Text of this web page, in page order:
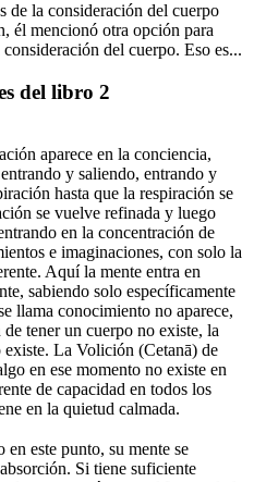
de la consideración del cuerpo
él mencionó otra opción para
del cuerpo. Eso es...
del libro 2
aparece en la conciencia,
y saliendo, entrando y
hasta que la respiración se
se vuelve refinada y luego
en la concentración de
e imaginaciones, con solo la
Aquí la mente entra en
sabiendo solo específicamente
llama conocimiento no aparece,
tener un cuerpo no existe, la
existe. La Volición (Cetanā) de
en ese momento no existe en
de capacidad en todos los
en la quietud calmada.
en este punto, su mente se
Si tiene suficiente